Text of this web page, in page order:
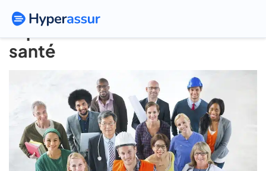
Hyperassur Pro : Le point sur
la portabilité des frais de
santé